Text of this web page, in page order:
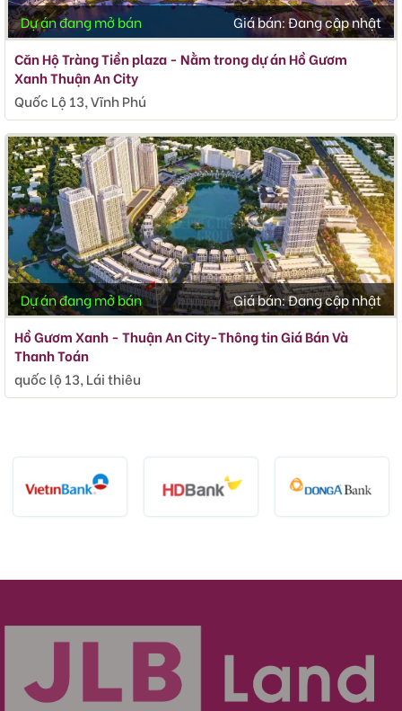
Dự án đang mở bán Giá bán:Đang cập nhật
Căn Hộ Tràng Tiền plaza - Nằm trong dự án Hồ Gươm
Xanh Thuận An City
Quốc Lộ 13, Vĩnh Phú
Dự án đang mở bán Giá bán:Đang cập nhật
Hồ Gươm Xanh - Thuận An City-Thông tin Giá Bán Và
Thanh Toán
quốc lộ 13, Lái thiêu